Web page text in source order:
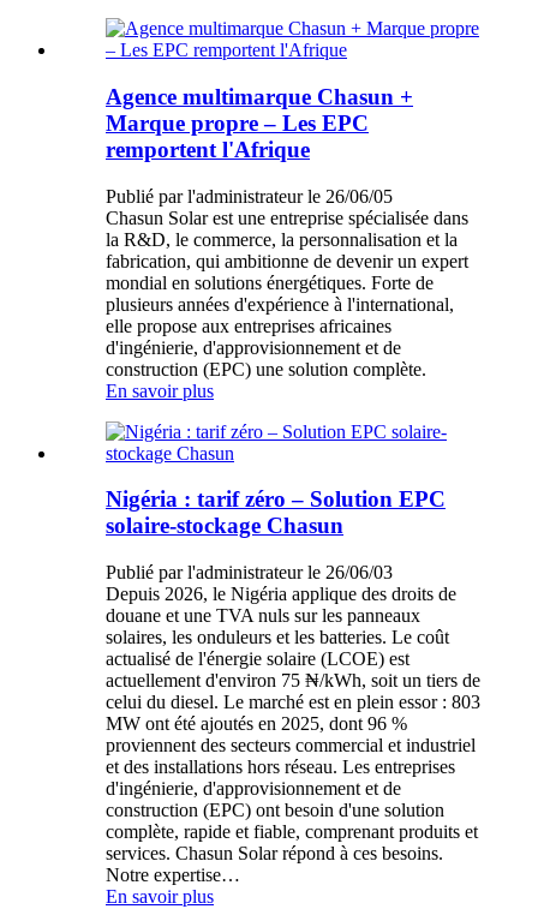
Agence multimarque Chasun +
Marque propre – Les EPC
remportent l'Afrique
Publié par l'administrateur le 26/06/05
Chasun Solar est une entreprise spécialisée dans
la R&D, le commerce, la personnalisation et la
fabrication, qui ambitionne de devenir un expert
mondial en solutions énergétiques. Forte de
plusieurs années d'expérience à l'international,
elle propose aux entreprises africaines
d'ingénierie, d'approvisionnement et de
construction (EPC) une solution complète.
En savoir plus
Nigéria : tarif zéro – Solution EPC
solaire-stockage Chasun
Publié par l'administrateur le 26/06/03
Depuis 2026, le Nigéria applique des droits de
douane et une TVA nuls sur les panneaux
solaires, les onduleurs et les batteries. Le coût
actualisé de l'énergie solaire (LCOE) est
actuellement d'environ 75 ₦/kWh, soit un tiers de
celui du diesel. Le marché est en plein essor : 803
MW ont été ajoutés en 2025, dont 96 %
proviennent des secteurs commercial et industriel
et des installations hors réseau. Les entreprises
d'ingénierie, d'approvisionnement et de
construction (EPC) ont besoin d'une solution
complète, rapide et fiable, comprenant produits et
services. Chasun Solar répond à ces besoins.
Notre expertise…
En savoir plus